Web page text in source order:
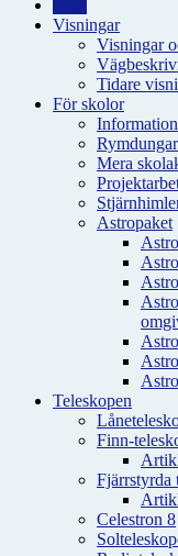
Visningar
Visningar
Tidare
För skolor
Information
Mera
Astropaket
Teleskopen
Finn-
Fjärrstyrda
Celestron 8